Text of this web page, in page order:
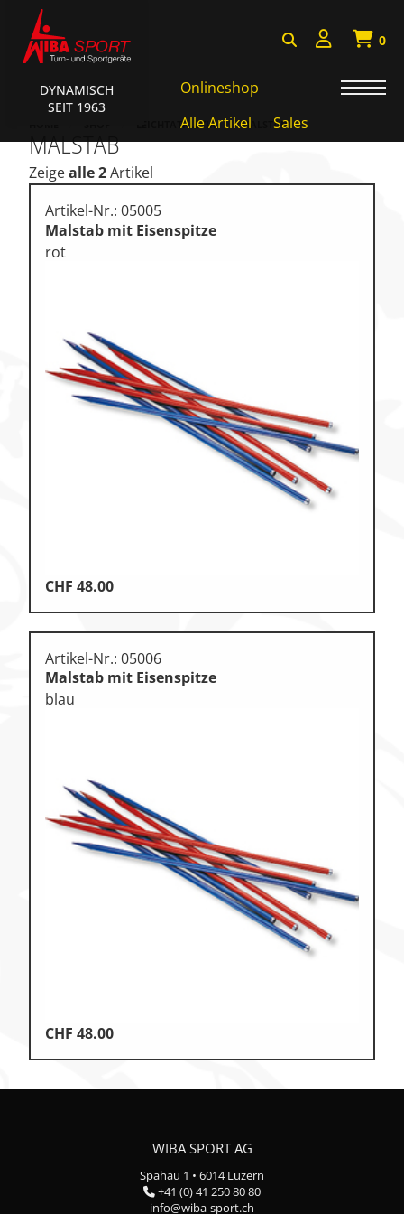
DYNAMISCH
SEIT 1963
0
Onlineshop
Alle Artikel
Sales
Badminton, Faustball
Bälle, Ballzubehör
Cube Sports
Kampfsport
Klettern
Leichtathletik
Objekteinrichtungen
Therapiebedarf
Training, Vereinsbedarf
LEICHTATHLETIK MALSTAB
MALSTAB
Zeigealle 2Artikel
Artikel-Nr.: 05005
Malstab mit Eisenspitze
rot
CHF 48.00
Artikel-Nr.: 05006
Malstab mit Eisenspitze
blau
CHF 48.00
WIBA SPORT AG
Spahau 1 • 6014 Luzern
+41 (0) 41 250 80 80
info@wiba-sport.ch